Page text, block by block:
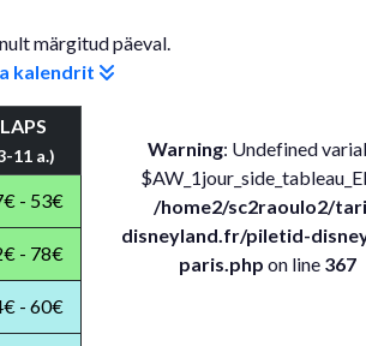
märgitud päeval.
kalendrit
LAPS
11 a.)
- 53€
- 78€
- 60€
Warning: Undefined
/home2/sc2raoulo2/
disneyland.fr/piletid-
paris.php on line 367